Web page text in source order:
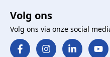
Volg ons
Volg ons via onze social